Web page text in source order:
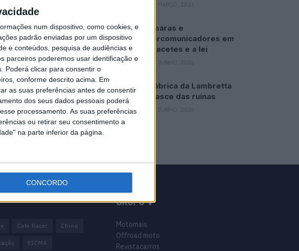
num dispositivo, como cookies, e
padrão enviadas por um dispositivo
e conteúdos, pesquisa de audiências e
parceiros poderemos usar identificação e
Poderá clicar para consentir o
conforme descrito acima. Em
as suas preferências antes de consentir
dos seus dados pessoais poderá
processamento. As suas preferências
ou retirar seu consentimento a
na parte inferior da página.
CONCORDO
10 MARÇO, 2023
Câmaras e
intercomunicadores em
capacetes e a lei
16 JUNHO, 2026
A fábrica da Lambretta
renasce das ruínas
21 JUNHO, 2026
Cafe Racer China
EICMA
GRUPO V
Motomais
Offroad moto
Revistacarros